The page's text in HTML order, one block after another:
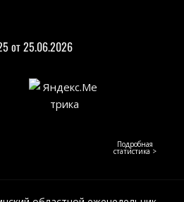
от 25.06.2026
Подробная
статистика >